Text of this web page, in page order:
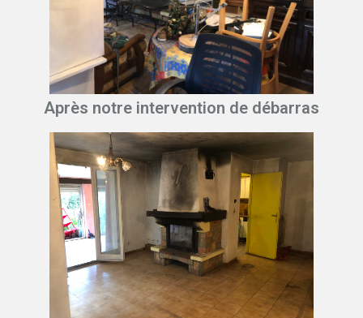
Après notre intervention de débarras